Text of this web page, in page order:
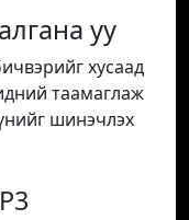
уу
хусаад
таамаглаж
шинэчлэх